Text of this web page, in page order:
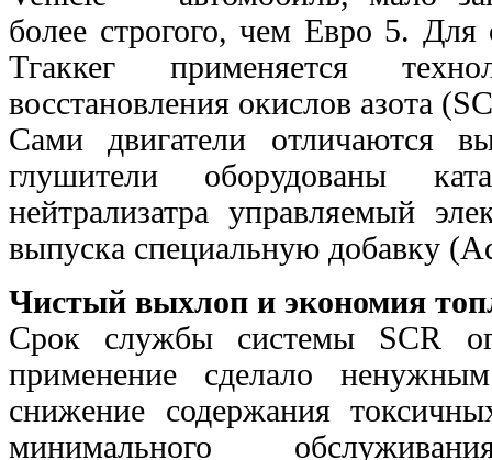
более строгого, чем Евро 5.
Тгаккег применяется
восстановления окислов азота
Сами двигатели отличаются
глушители оборудованы
нейтрализатра управляемый
выпуска специальную добавку
Чистый выхлоп и экономия
Срок службы системы SCR
применение сделало
снижение содержания
минимального